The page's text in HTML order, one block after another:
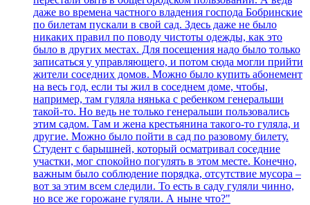
даже во времена частного владения господа Бобринские
по билетам пускали в свой сад. Здесь даже не было
никаких правил по поводу чистоты одежды, как это
было в других местах. Для посещения надо было только
записаться у управляющего, и потом сюда могли прийти
жители соседних домов. Можно было купить абонемент
на весь год, если ты жил в соседнем доме, чтобы,
например, там гуляла нянька с ребенком генеральши
такой-то. Но ведь не только генеральши пользовались
этим садом. Там и жена крестьянина такого-то гуляла, и
другие. Можно было пойти в сад по разовому билету.
Студент с барышней, который осматривал соседние
участки, мог спокойно погулять в этом месте. Конечно,
важным было соблюдение порядка, отсутствие мусора –
вот за этим всем следили. То есть в саду гуляли чинно,
но все же горожане гуляли. А ныне что?"